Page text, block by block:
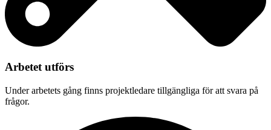
Arbetet utförs
Under arbetets gång finns projektledare tillgängliga för att svara på
frågor.